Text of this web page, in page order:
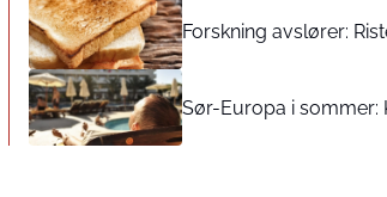
Forskning avslører:
Sør-Europa i sommer: